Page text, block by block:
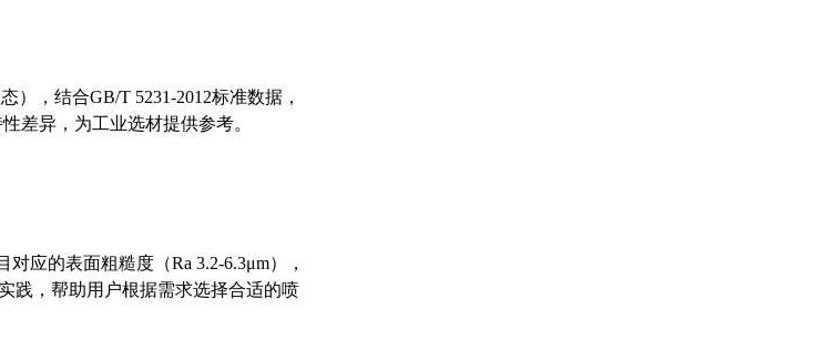
，结合GB/T 5231-2012标准数据，
差异，为工业选材提供参考。
应的表面粗糙度（Ra 3.2-6.3μm），
践，帮助用户根据需求选择合适的喷